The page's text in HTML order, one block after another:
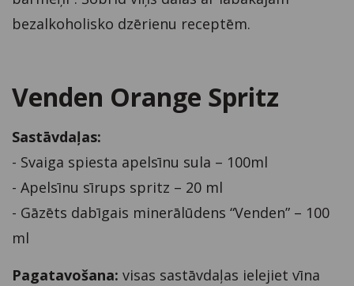
bezalkoholisko dzērienu receptēm.
Venden Orange Spritz
Sastāvdaļas:
- Svaiga spiesta apelsīnu sula – 100ml
- Apelsīnu sīrups spritz – 20 ml
- Gāzēts dabīgais minerālūdens “Venden” – 100
ml
Pagatavošana: visas sastāvdaļas ielejiet vīna